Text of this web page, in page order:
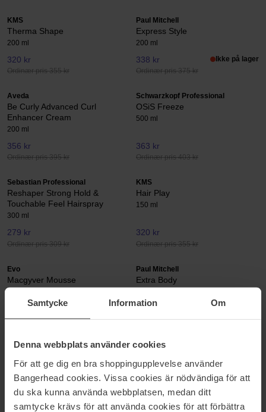
Samtycke Information Om
Denna webbplats använder cookies
För att ge dig en bra shoppingupplevelse använder
Bangerhead cookies. Vissa cookies är nödvändiga för att
du ska kunna använda webbplatsen, medan ditt
samtycke krävs för att använda cookies för att förbättra
KMS
Therma Shape
200 ml
320 kr
Ordinær pris 355 kr
Paul Mitchell
Express Style
200 ml
338 kr
Ordinær pris 375 kr
Ikke på lager
Aveda
Be Curly Advanced Curl
Enhancer Cream
200 ml
356 kr
Ordinær pris 395 kr
Schwarzkopf Professional
OSiS Freeze
500 ml
363 kr
Ordinær pris 403 kr
Sebastian Professional
Reshaper Strong Hold &
Touchable Feel Hairspray
300 ml
279 kr
Ordinær pris 309 kr
KMS
Hair Play
150 ml
320 kr
Ordinær pris 355 kr
Evo
Macgyver Mousse
351 kr
Paul Mitchell
Extra Body
288 kr
Ordinær pris 319 kr
Schwarzkopf Professional
300 ml
241 kr
Ordinær pris 267 kr
Björk
300 ml
289 kr